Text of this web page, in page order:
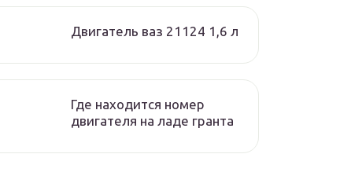
Двигатель ваз 21124 1,6 л
Где находится номер
двигателя на ладе гранта